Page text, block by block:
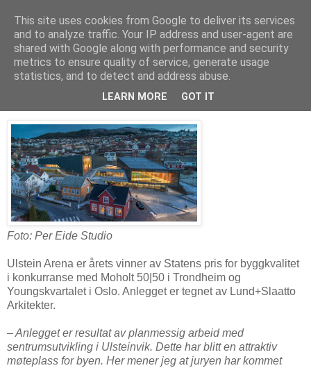
Arkitektur & Miljøteknologi
03 november 2018
Statens pris for byggkvalitet 2018
Foto: Per Eide Studio
Ulstein Arena er årets vinner av Statens pris for byggkvalitet
i konkurranse med Moholt 50|50 i Trondheim og
Youngskvartalet i Oslo. Anlegget er tegnet av Lund+Slaatto
Arkitekter.
– Anlegget er resultat av planmessig arbeid med
sentrumsutvikling i Ulsteinvik. Dette har blitt en attraktiv
møteplass for byen. Her mener jeg at juryen har kommet
This site uses cookies from Google to deliver its services
and to analyze traffic. Your IP address and user-agent are
shared with Google along with performance and security
metrics to ensure quality of service, generate usage
statistics, and to detect and address abuse.
LEARN MORE GOT IT